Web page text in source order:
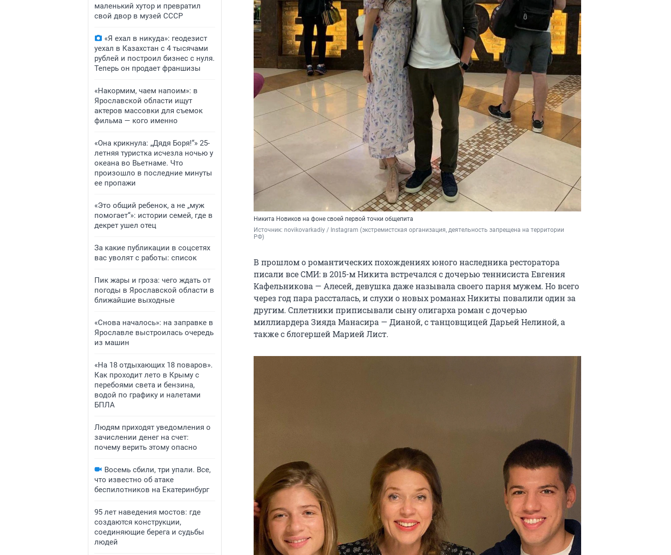
маленький хутор и превратил
свой двор в музей СССР
«Я ехал в никуда»: геодезист
уехал в Казахстан с 4 тысячами
рублей и построил бизнес с нуля.
Теперь он продает франшизы
«Накормим, чаем напоим»: в
Ярославской области ищут
актеров массовки для съемок
фильма — кого именно
«Она крикнула: „Дядя Боря!“» 25-
летняя туристка исчезла ночью у
океана во Вьетнаме. Что
произошло в последние минуты
ее пропажи
«Это общий ребенок, а не „муж
помогает“»: истории семей, где в
декрет ушел отец
За какие публикации в соцсетях
вас уволят с работы: список
Пик жары и гроза: чего ждать от
погоды в Ярославской области в
ближайшие выходные
«Снова началось»: на заправке в
Ярославле выстроилась очередь
из машин
«На 18 отдыхающих 18 поваров».
Как проходит лето в Крыму с
перебоями света и бензина,
водой по графику и налетами
БПЛА
Людям приходят уведомления о
зачислении денег на счет:
почему верить этому опасно
Восемь сбили, три упали. Все,
что известно об атаке
беспилотников на Екатеринбург
95 лет наведения мостов: где
создаются конструкции,
соединяющие берега и судьбы
людей
Никита Новиков на фоне своей первой точки общепита
Источник: novikovarkadiy / Instagram (экстремистская организация, деятельность запрещена на территории
РФ)
В прошлом о романтических похождениях юного наследника ресторатора
писали все СМИ: в 2015-м Никита встречался с дочерью теннисиста Евгения
Кафельникова — Алесей, девушка даже называла своего парня мужем. Но всего
через год пара рассталась, и слухи о новых романах Никиты повалили один за
другим. Сплетники приписывали сыну олигарха роман с дочерью
миллиардера Зияда Манасира — Дианой, с танцовщицей Дарьей Нелиной, а
также с блогершей Марией Лист.